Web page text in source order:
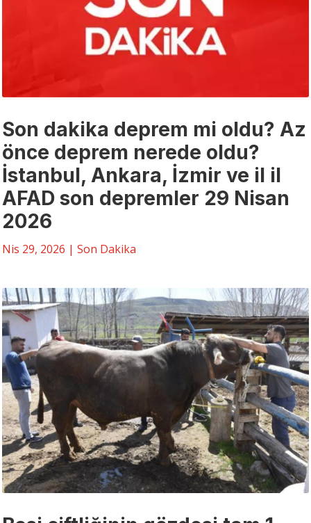
Son dakika deprem mi oldu? Az
önce deprem nerede oldu?
İstanbul, Ankara, İzmir ve il il
AFAD son depremler 29 Nisan
2026
Nis 29, 2026 | Son Dakika